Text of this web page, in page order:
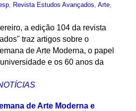
, Revista Estudos Avançados Arte,
a edição 104 da revista
traz artigos sobre o
de Arte Moderna, o papel
e os 60 anos da
de Arte Moderna e